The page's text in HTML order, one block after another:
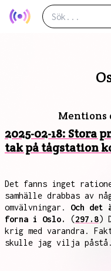
Mentions
2025-02-18: Stora
tak på tågstation
Det fanns inget
samhälle drabbas av
omvälvningar. Och det
forna i Oslo.
(297.8)
krig med varandra.
skulle jag vilja påstå.